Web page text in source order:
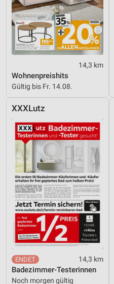
14,3 km
Wohnenpreishits
Gültig bis Fr. 14.08.
XXXLutz
14,3 km
Badezimmer-Testerinnen
Noch morgen gültig